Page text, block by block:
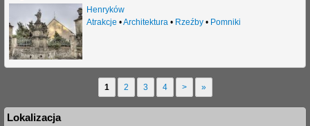
Henryków
Atrakcje •Architektura• Rzeźby• Pomniki
1 2 3 4 > »
Lokalizacja